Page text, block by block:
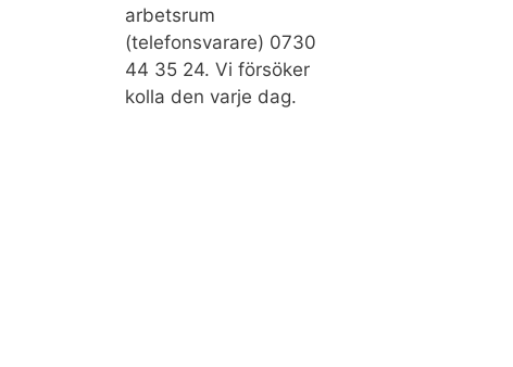
arbetsrum
(telefonsvarare) 0730
44 35 24. Vi försöker
kolla den varje dag.